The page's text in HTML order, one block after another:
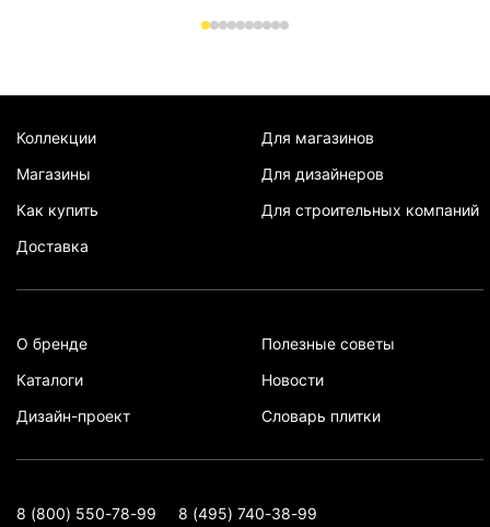
Коллекции
Магазины
Как купить
Доставка
Для магазинов
Для дизайнеров
Для строительных компаний
О бренде
Каталоги
Дизайн-проект
Полезные советы
Новости
Словарь плитки
8 (800) 550-78-99 8 (495) 740-38-99